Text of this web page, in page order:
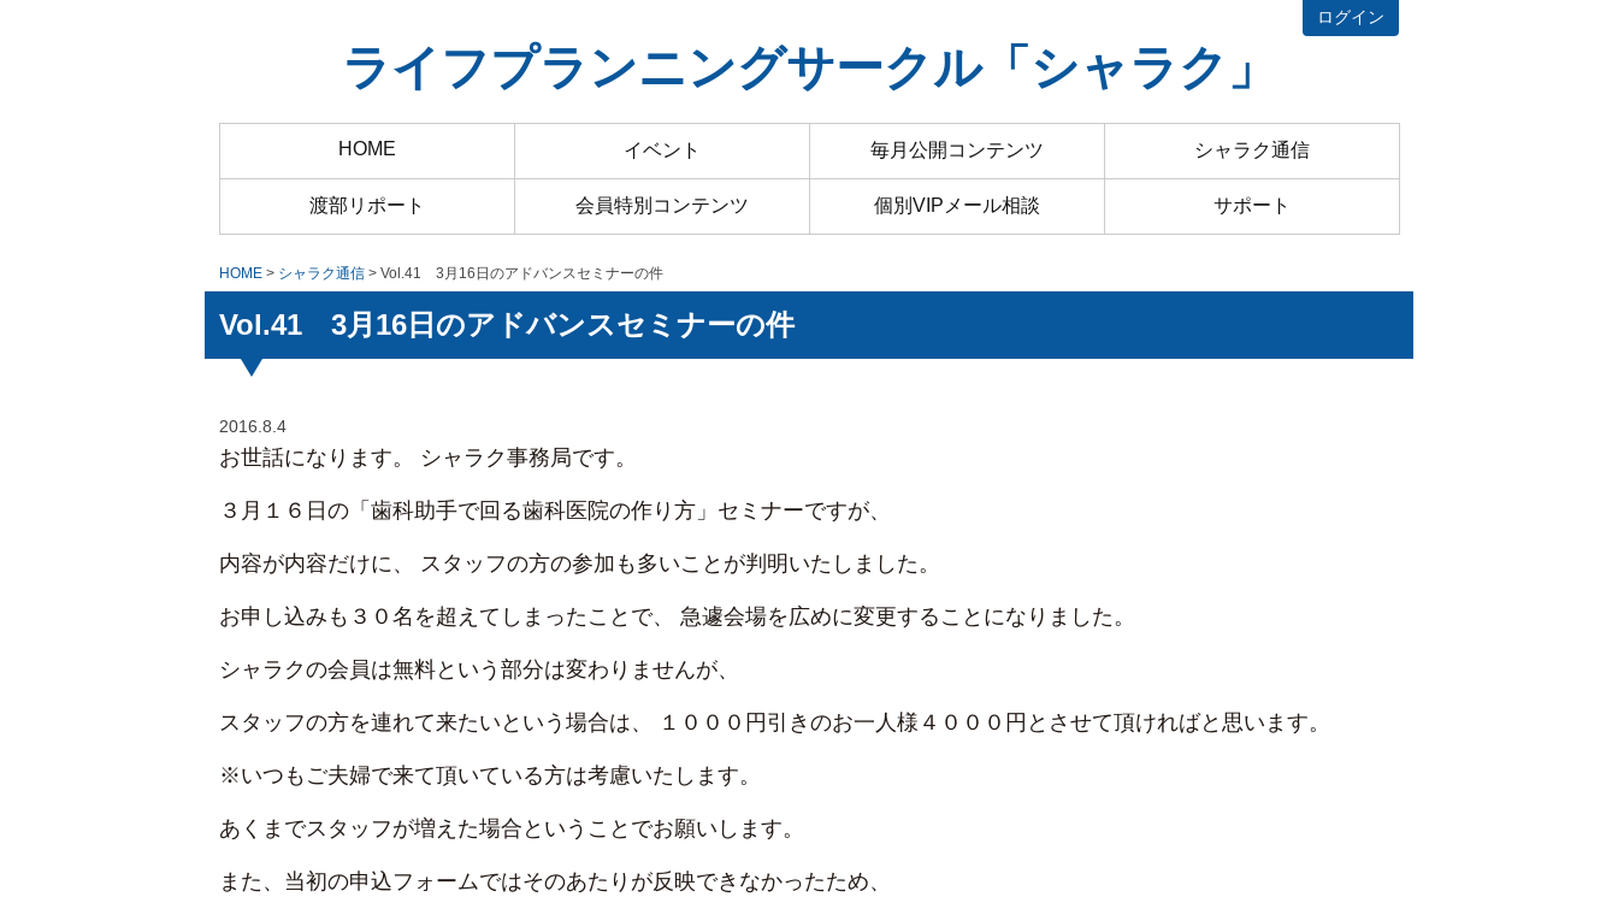
ライフプランニングサークル「シャラク」
ログイン
HOME イベント 毎月公開コンテンツ シャラク通信
渡部リポート 会員特別コンテンツ 個別VIPメール相談 サポート
HOME > シャラク通信 > Vol.41 3月16日のアドバンスセミナーの件
Vol.41 3月16日のアドバンスセミナーの件
2016.8.4
お世話になります。 シャラク事務局です。
３月１６日の「歯科助手で回る歯科医院の作り方」セミナーですが、
内容が内容だけに、 スタッフの方の参加も多いことが判明いたしました。
お申し込みも３０名を超えてしまったことで、 急遽会場を広めに変更することになりました。
シャラクの会員は無料という部分は変わりませんが、
スタッフの方を連れて来たいという場合は、 １０００円引きのお一人様４０００円とさせて頂ければと思います。
※いつもご夫婦で来て頂いている方は考慮いたします。
あくまでスタッフが増えた場合ということでお願いします。
また、当初の申込フォームではそのあたりが反映できなかったため、